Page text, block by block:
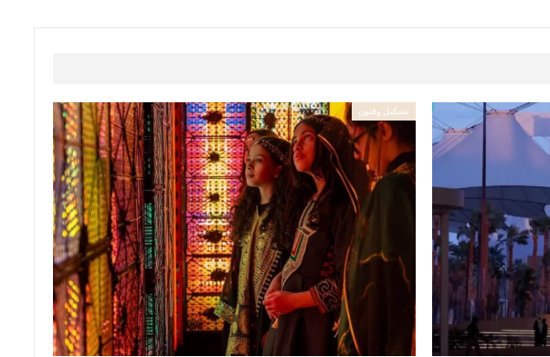
تشكيل وفنون